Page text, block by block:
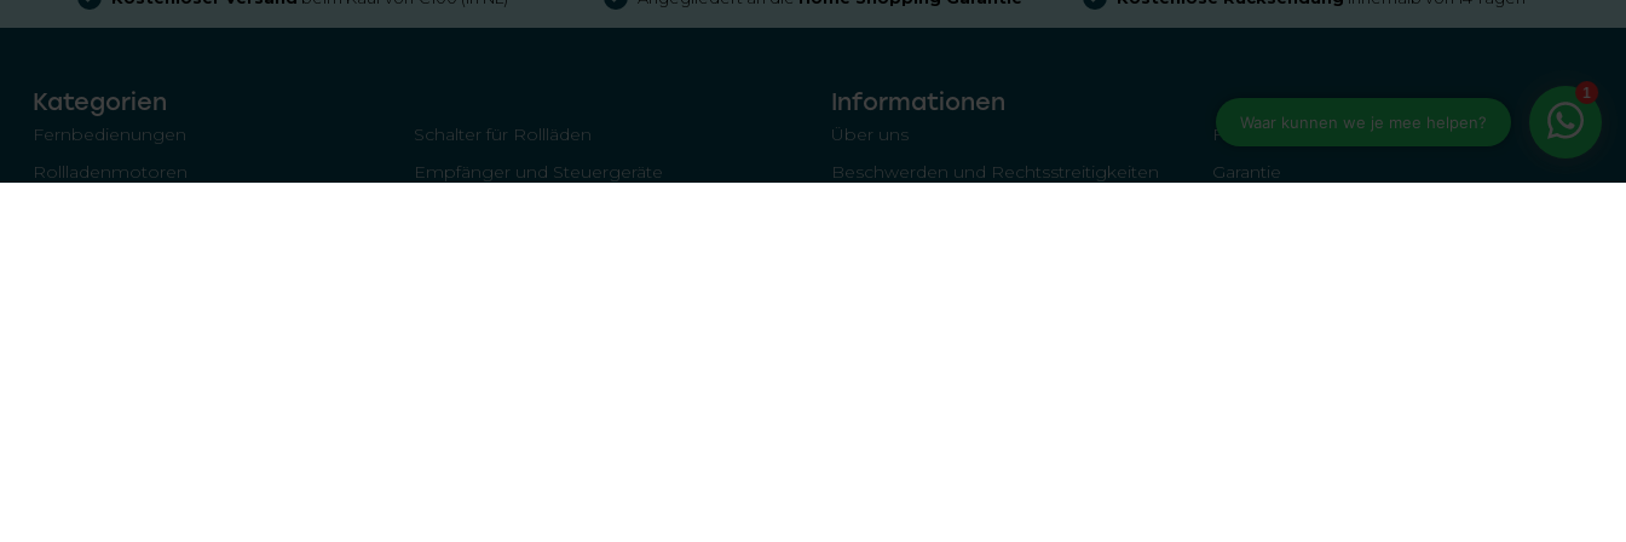
Kategorien
Fernbedienungen
Schalter für Rollläden
Rollladenmotoren
Empfänger und Steuergeräte
Informationen
Über uns
FAQs
Beschwerden und Rechtsstreitigkeiten
Garantie